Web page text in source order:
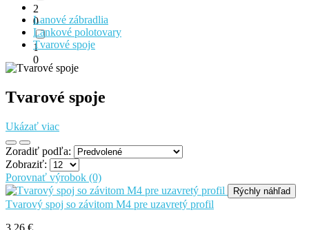
2
0
1
0
Lanové zábradlia
Lankové polotovary
Tvarové spoje
Tvarové spoje
Ukázať viac
Zoradiť podľa:
Zobraziť:
Porovnať výrobok (0)
Rýchly náhľad
Tvarový spoj so závitom M4 pre uzavretý profil
3,26 €